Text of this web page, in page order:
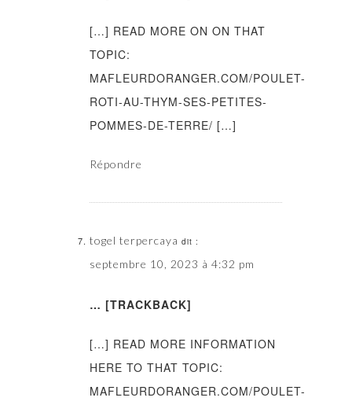
[…] READ MORE ON ON THAT
TOPIC:
MAFLEURDORANGER.COM/POULET-
ROTI-AU-THYM-SES-PETITES-
POMMES-DE-TERRE/ […]
Répondre
togel terpercaya dit :
septembre 10, 2023 à 4:32 pm
… [TRACKBACK]
[…] READ MORE INFORMATION
HERE TO THAT TOPIC:
MAFLEURDORANGER.COM/POULET-